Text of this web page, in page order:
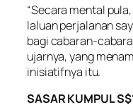
“Secara mental
laluan perjalanan
bagi cabaran-
ujarnya, yang
inisiatifnya itu.
SASAR KUMPUL